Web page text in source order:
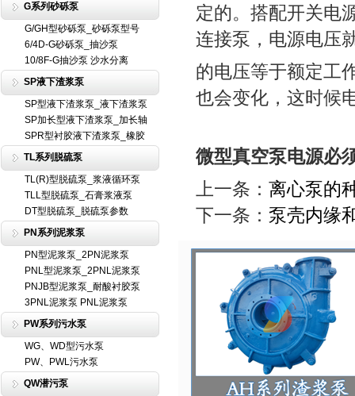
G系列砂砾泵
G/GH型砂砾泵_砂砾泵型号
6/4D-G砂砾泵_抽沙泵
10/8F-G抽沙泵 沙水分离
SP液下渣浆泵
SP型液下渣浆泵_液下渣浆泵
SP加长型液下渣浆泵_加长轴
SPR型衬胶液下渣浆泵_橡胶
TL系列脱硫泵
TL(R)型脱硫泵_浆液循环泵
TLL型脱硫泵_石膏浆液泵
DT型脱硫泵_脱硫泵参数
PN系列泥浆泵
PN型泥浆泵_2PN泥浆泵
PNL型泥浆泵_2PNL泥浆泵
PNJB型泥浆泵_耐酸衬胶泵
3PNL泥浆泵 PNL泥浆泵
PW系列污水泵
WG、WD型污水泵
PW、PWL污水泵
QW潜污泵
定的。搭配开关电
连接泵，电源电压
的电压等于额定工
也会变化，这时候
微型真空泵电源必
上一条： 离心泵的
下一条： 泵壳内缘